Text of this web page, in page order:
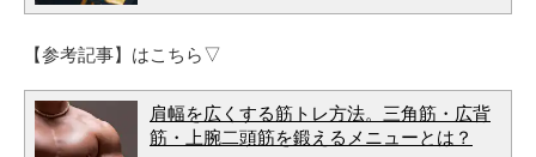
【参考記事】はこちら▽
肩幅を広くする筋トレ方法。三角筋・広背
筋・上腕二頭筋を鍛えるメニューとは？